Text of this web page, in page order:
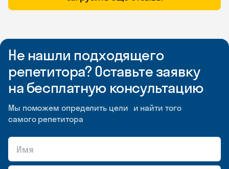
Не нашли подходящего
репетитора? Оставьте заявку
на бесплатную консультацию
Мы поможем определить цели и найти того
самого репетитора